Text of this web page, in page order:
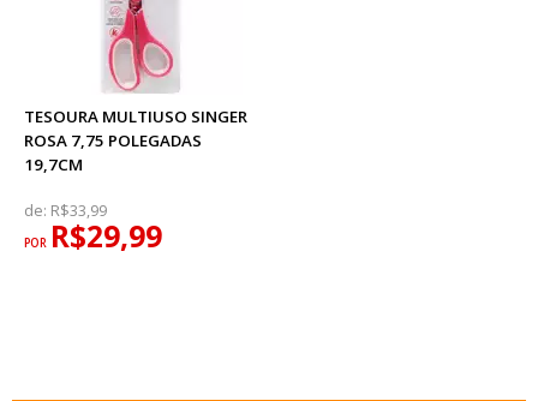
TESOURA MULTIUSO SINGER
ROSA 7,75 POLEGADAS
19,7CM
de: R$33,99
POR R$29,99